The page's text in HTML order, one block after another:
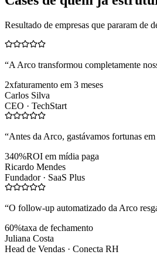
Resultado de empresas que pararam de
“A Arco transformou completamente
2xfaturamento em 3 meses
Carlos Silva
CEO · TechStart
“Antes da Arco, gastávamos fortunas
340%ROI em mídia paga
Ricardo Mendes
Fundador · SaaS Plus
“O follow-up automatizado da Arco
60%taxa de fechamento
Juliana Costa
Head de Vendas · Conecta RH